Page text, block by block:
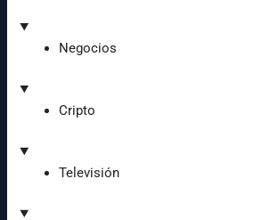
Negocios
Cripto
Televisión